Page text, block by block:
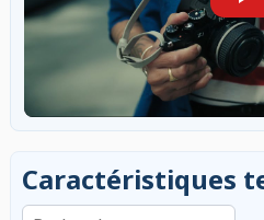
Caractéristiques
Rechercher dans les